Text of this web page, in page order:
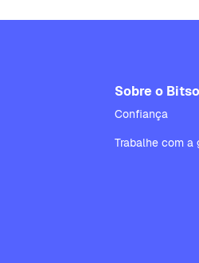
Sobre o Bitso
Confiança
Trabalhe com a